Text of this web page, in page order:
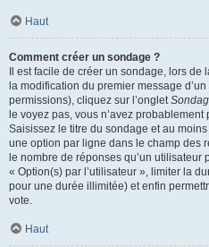
Haut
Comment créer un sondage ?
Il est facile de créer un sondage, lors de
la modification du premier message
permissions), cliquez sur l’onglet
le voyez pas, vous n’avez
Saisissez le titre du sondage et au
une option par ligne dans le champ des
le nombre de réponses qu’un utilisateur
« Option(s) par l’utilisateur », limiter la
pour une durée illimitée) et enfin
vote.
Haut